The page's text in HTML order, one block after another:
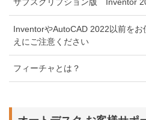
サブスクリプション版 Inventor
InventorやAutoCAD 2022以前を
えにご注意ください
フィーチャとは？